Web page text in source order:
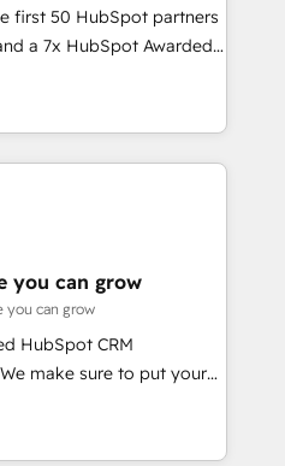
reality—practical
actual headcount and
globally in client
results Who We
unified systems that
first 50 HubSpot partners
a 7x HubSpot Awarded
across the U.S.,
global expertise with
we are Brazil’s largest
by companies across
Onboarding across all
and more. Custom
integrations built for
email, paid
AI agents for
triage, and
you can grow
you can grow
HubSpot CRM
make sure to put your
first and think along
are only satisfied once